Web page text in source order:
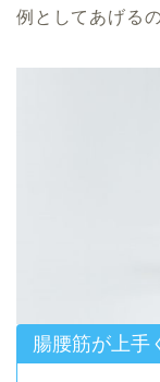
例としてあげる
腸腰筋が上手